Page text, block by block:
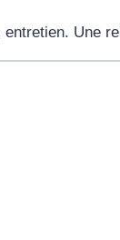
Une